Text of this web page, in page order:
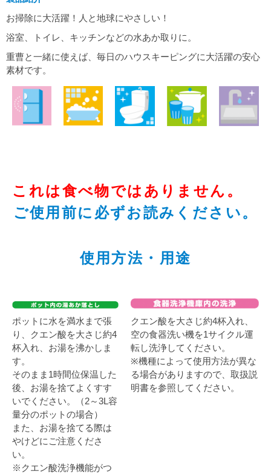
お掃除に大活躍！人と地球にやさしい！
浴室、トイレ、キッチンなどの水あか取りに。
重曹と一緒に使えば、毎日のハウスキーピングに大活躍の安心
素材です。
これは食べ物ではありません。
ご使用前に必ずお読みください。
使用方法・用途
ポットに水を満水まで張
り、クエン酸を大さじ約4
杯入れ、お湯を沸かしま
す。
そのまま1時間位保温した
後、お湯を捨てよくすす
いでください。（2～3L容
量分のポットの場合）
また、お湯を捨てる際は
やけどにご注意くださ
い。
※クエン酸洗浄機能がつ
クエン酸を大さじ約4杯入れ、
空の食器洗い機を1サイクル運
転し洗浄してください。
※機種によって使用方法が異な
る場合がありますので、取扱説
明書を参照してください。